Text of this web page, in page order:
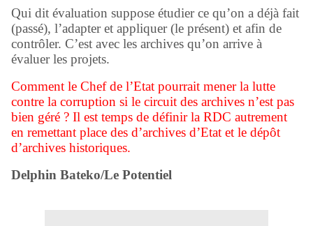
Qui dit évaluation suppose étudier ce qu’on a déjà fait
(passé), l’adapter et appliquer (le présent) et afin de
contrôler. C’est avec les archives qu’on arrive à
évaluer les projets.
Comment le Chef de l’Etat pourrait mener la lutte
contre la corruption si le circuit des archives n’est pas
bien géré ? Il est temps de définir la RDC autrement
en remettant place des d’archives d’Etat et le dépôt
d’archives historiques.
Delphin Bateko/Le Potentiel